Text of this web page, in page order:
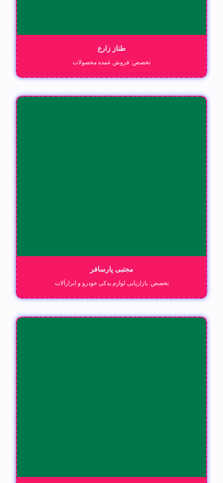
طناز زارع
تخصص: فروش عمده محصولات
مجتبی پارسافر
تخصص: بازاریابی لوازم یدکی خودرو و ابزار‌آلات